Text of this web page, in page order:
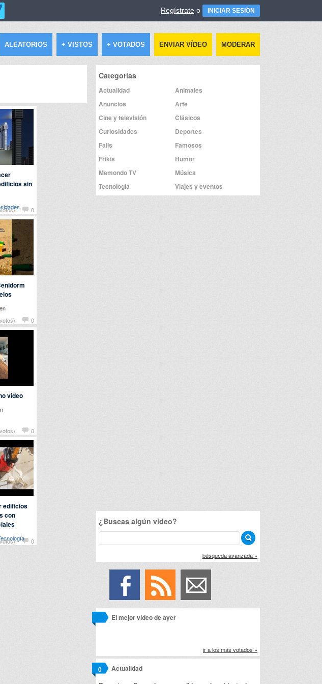
Regístrate o INICIAR SESIÓN
ALEATORIOS + VISTOS + VOTADOS ENVIAR VÍDEO MODERAR
0
sin
0
en
0
vídeo
0
edificios
con
Categorías
Actualidad
Animales
Anuncios
Arte
Cine y televisión
Clásicos
Curiosidades
Deportes
Fails
Famosos
Frikis
Humor
Memondo TV
Música
Tecnología
Viajes y eventos
¿Buscas algún vídeo?
búsqueda avanzada »
El mejor vídeo de ayer
ir a los más votados »
Actualidad
0